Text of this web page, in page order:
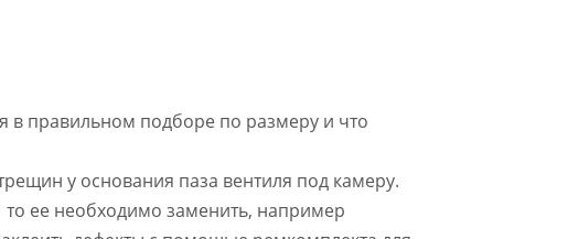
в правильном подборе по размеру и что
у основания паза вентиля под камеру.
ее необходимо заменить, например